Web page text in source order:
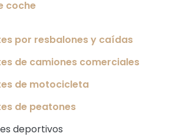
coche
por resbalones y caídas
de camiones comerciales
de motocicleta
de peatones
deportivos